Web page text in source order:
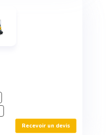
Recevoir un devis